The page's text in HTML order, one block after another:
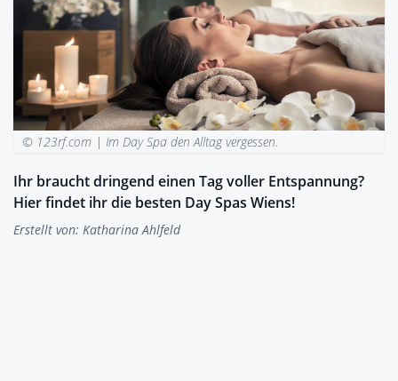
© 123rf.com |Im Day Spa den Alltag vergessen.
Ihr braucht dringend einen Tag voller Entspannung?
Hier findet ihr die besten Day Spas Wiens!
Erstellt von: Katharina Ahlfeld